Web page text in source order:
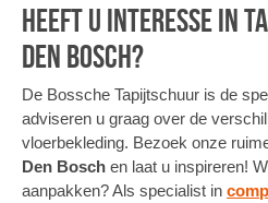
Heeft u interesse in
Den Bosch?
De Bossche Tapijtschuur is de
adviseren u graag over de
vloerbekleding. Bezoek onze
Den Bosch en laat u inspireren!
aanpakken? Als specialist in